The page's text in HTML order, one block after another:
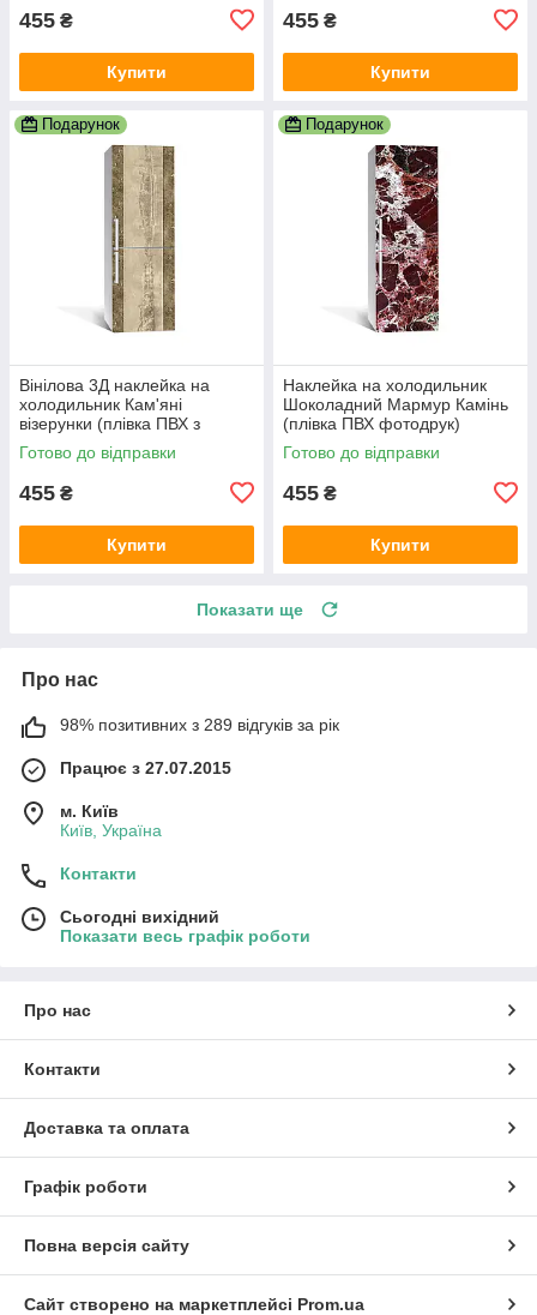
455 ₴
Купити
455 ₴
Купити
Подарунок
Вінілова 3Д наклейка на
холодильник Кам'яні
візерунки (плівка ПВХ з
ламінацією) 600х1800 мм
Текстура Сірий
Готово до відправки
455 ₴
Купити
Подарунок
Наклейка на холодильник
Шоколадний Мармур Камінь
(плівка ПВХ фотодрук)
600х1800 мм Текстури
Коричневий
Готово до відправки
455 ₴
Купити
Показати ще
Про нас
98% позитивних з 289 відгуків за рік
Працює з 27.07.2015
м. Київ
Київ, Україна
Контакти
Сьогодні вихідний
Показати весь графік роботи
Про нас
Контакти
Доставка та оплата
Графік роботи
Повна версія сайту
Сайт створено на маркетплейсі Prom.ua